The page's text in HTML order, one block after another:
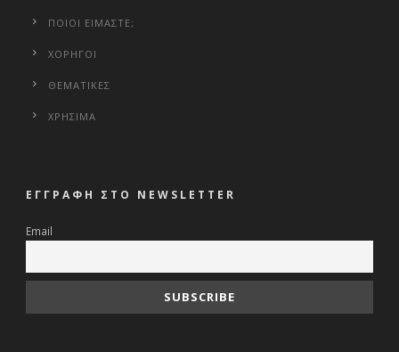
ΠΟΙΟΙ ΕΙΜΑΣΤΕ;
ΧΟΡΗΓΟΙ
ΘΕΜΑΤΙΚΕΣ
ΧΡΗΣΙΜΑ
ΕΓΓΡΑΦΗ ΣΤΟ NEWSLETTER
Email